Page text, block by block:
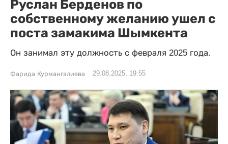
Руслан Берденов по
собственному желанию ушел с
поста замакима Шымкента
Он занимал эту должность с февраля 2025 года.
Фарида Курмангалиева 29.08.2025, 19:55